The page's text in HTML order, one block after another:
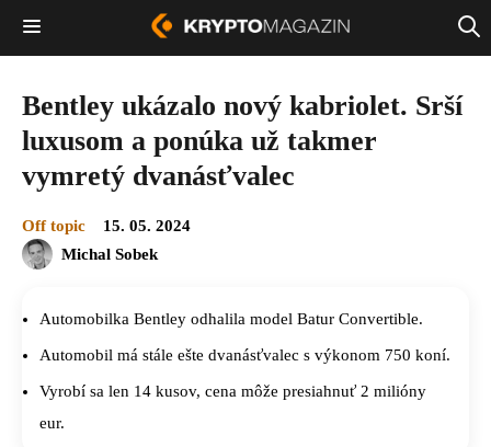
Bentley ukázalo nový kabriolet. Srší
luxusom a ponúka už takmer
vymretý dvanásťvalec
Off topic
15. 05. 2024
Michal Sobek
Automobilka Bentley odhalila model Batur Convertible.
Automobil má stále ešte dvanásťvalec s výkonom 750 koní.
Vyrobí sa len 14 kusov, cena môže presiahnuť 2 milióny
eur.